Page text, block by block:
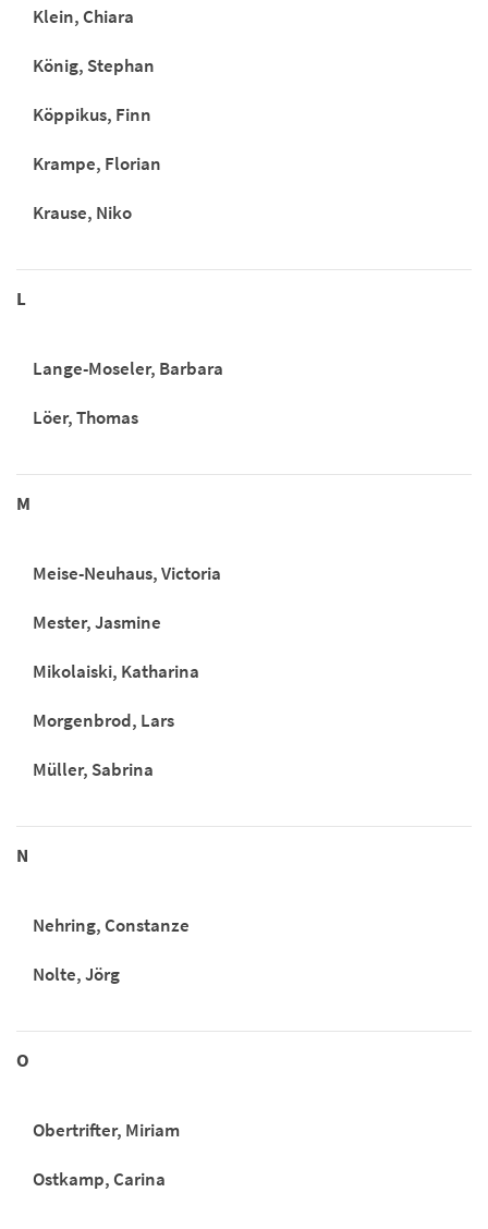
Klein, Chiara
König, Stephan
Köppikus, Finn
Krampe, Florian
Krause, Niko
L
Lange-Moseler, Barbara
Löer, Thomas
M
Meise-Neuhaus, Victoria
Mester, Jasmine
Mikolaiski, Katharina
Morgenbrod, Lars
Müller, Sabrina
N
Nehring, Constanze
Nolte, Jörg
O
Obertrifter, Miriam
Ostkamp, Carina